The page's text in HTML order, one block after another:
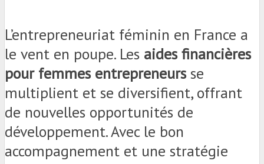
L’entrepreneuriat féminin en France a
le vent en poupe. Les aides financières
pour femmes entrepreneursse
multiplient et se diversifient, offrant
de nouvelles opportunités de
développement. Avec le bon
accompagnement et une stratégie